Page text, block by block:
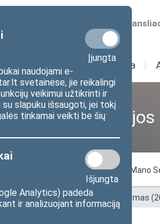
Įjungta
naudojami e-
svetainėse, jie reikalingi
veikimui užtikrinti ir
slapuku išsaugoti, jei tokį
tinkamai veikti be šių
Išjungta
Analytics) padeda
ir analizuojant informaciją
Numatomos
Sudėtis Veikla I
kadencijos
Pagal apygardas Mano
>Ankstesnės kadencijos XIII Seimas